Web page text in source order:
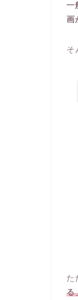
一
画
そ
た
る